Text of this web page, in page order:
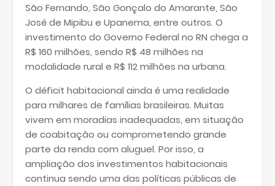
São Fernando, São Gonçalo do Amarante, São
José de Mipibu e Upanema, entre outros. O
investimento do Governo Federal no RN chega a
R$ 160 milhões, sendo R$ 48 milhões na
modalidade rural e R$ 112 milhões na urbana.
O déficit habitacional ainda é uma realidade
para milhares de famílias brasileiras. Muitas
vivem em moradias inadequadas, em situação
de coabitação ou comprometendo grande
parte da renda com aluguel. Por isso, a
ampliação dos investimentos habitacionais
continua sendo uma das políticas públicas de